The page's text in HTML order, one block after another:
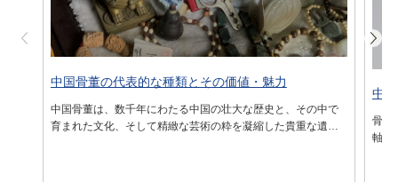
中国骨董の代表的な種類とその価値・魅力
中国骨董は、数千年にわたる中国の壮大な歴史と、その中で
育まれた文化、そして精緻な芸術の粋を凝縮した貴重な遺産
中
骨董
軸に